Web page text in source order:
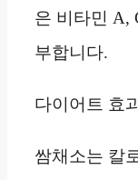
은 비타민 A,
부합니다.
다이어트 효
쌈채소는 칼